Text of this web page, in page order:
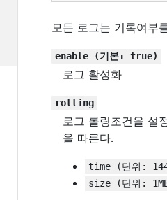
모든 로그는 기록여부
enable (기본: true)
로그 활성화
rolling
로그 롤링조건을 설
을 따른다.
time (단위:
size (단위: